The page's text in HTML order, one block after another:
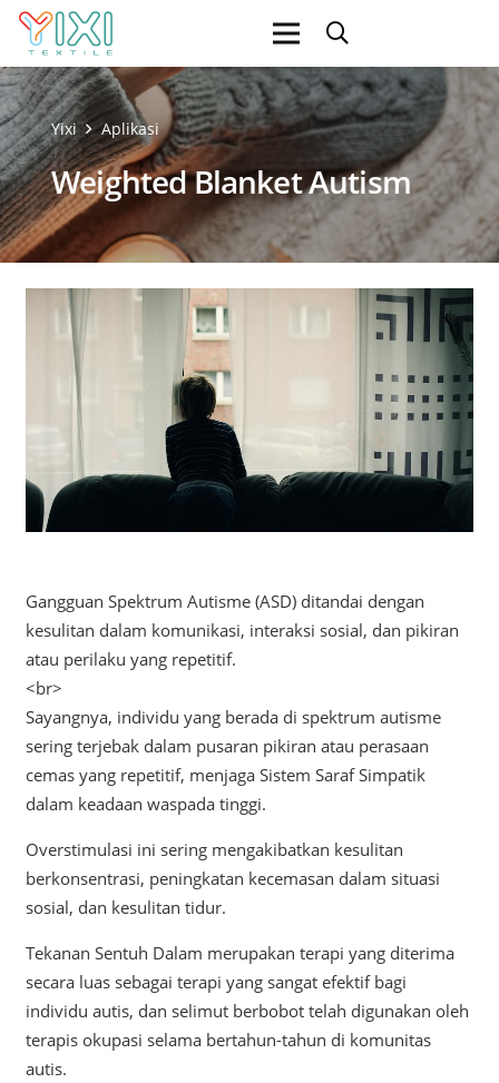
Yixi Aplikasi
Weighted Blanket Autism
Gangguan Spektrum Autisme (ASD) ditandai dengan
kesulitan dalam komunikasi, interaksi sosial, dan pikiran
atau perilaku yang repetitif.
<br>
Sayangnya, individu yang berada di spektrum autisme
sering terjebak dalam pusaran pikiran atau perasaan
cemas yang repetitif, menjaga Sistem Saraf Simpatik
dalam keadaan waspada tinggi.
Overstimulasi ini sering mengakibatkan kesulitan
berkonsentrasi, peningkatan kecemasan dalam situasi
sosial, dan kesulitan tidur.
Tekanan Sentuh Dalam merupakan terapi yang diterima
secara luas sebagai terapi yang sangat efektif bagi
individu autis, dan selimut berbobot telah digunakan oleh
terapis okupasi selama bertahun-tahun di komunitas
autis.